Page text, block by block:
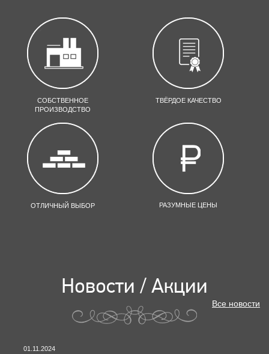
СОБСТВЕННОЕ
ПРОИЗВОДСТВО
ТВЁРДОЕ КАЧЕСТВО
ОТЛИЧНЫЙ ВЫБОР РАЗУМНЫЕ ЦЕНЫ
Новости / Акции
Все новости
01.11.2024